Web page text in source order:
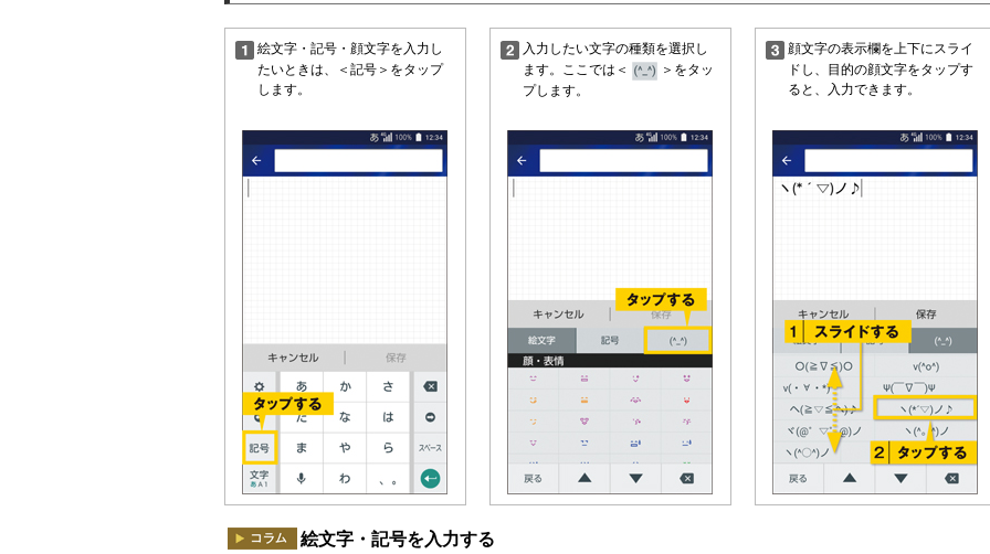
絵文字・記号・顔文字を入力し
たいときは、＜記号＞をタップ
します。
入力したい文字の種類を選択し
ます。ここでは＜
＞をタッ
プします。
顔文字の表示欄を上下にスライ
ドし、目的の顔文字をタップす
ると、入力できます。
絵文字・記号を入力する